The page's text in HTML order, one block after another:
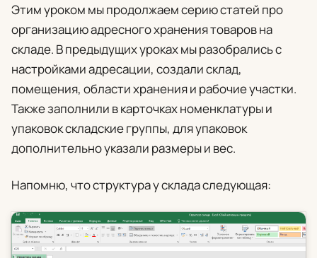
Этим уроком мы продолжаем серию статей про
организацию адресного хранения товаров на
складе. В предыдущих уроках мы разобрались с
настройками адресации, создали склад,
помещения, области хранения и рабочие участки.
Также заполнили в карточках номенклатуры и
упаковок складские группы, для упаковок
дополнительно указали размеры и вес.
Напомню, что структура у склада следующая: